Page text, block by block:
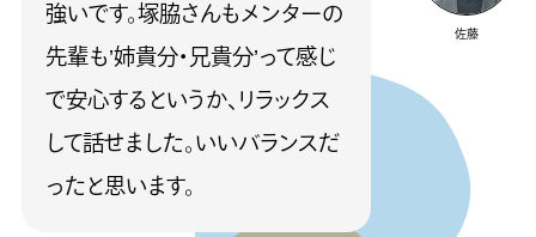
佐藤
強いです。塚脇さんもメンターの
先輩も’姉貴分・兄貴分’って感じ
で安心するというか、リラックス
して話せました。いいバランスだ
ったと思います。